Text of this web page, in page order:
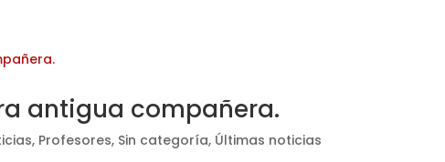
antigua compañera.
, Profesores, Sin categoría, Últimas noticias